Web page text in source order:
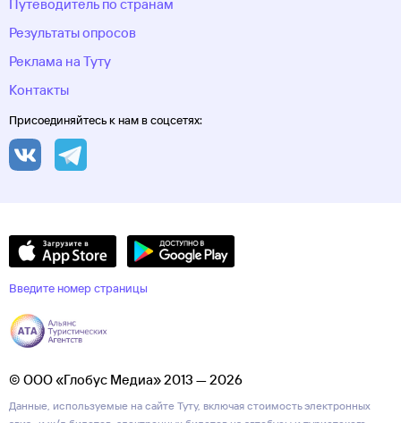
Путеводитель по странам
Результаты опросов
Реклама на Туту
Контакты
Присоединяйтесь к нам в соцсетях:
Введите номер страницы
© ООО «Глобус Медиа» 2013 — 2026
Данные, используемые на сайте Туту, включая стоимость электронных